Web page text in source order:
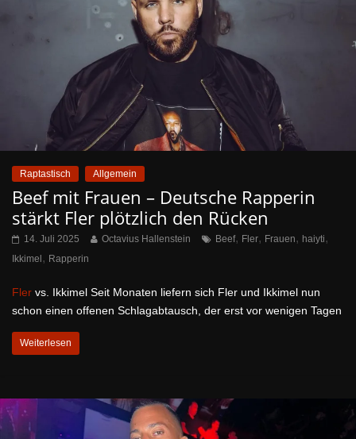
Raptastisch Allgemein
Beef mit Frauen – Deutsche Rapperin
stärkt Fler plötzlich den Rücken
14. Juli 2025 Octavius Hallenstein Beef, Fler, Frauen, haiyti,
Ikkimel, Rapperin
Fler vs. Ikkimel Seit Monaten liefern sich Fler und Ikkimel nun
schon einen offenen Schlagabtausch, der erst vor wenigen Tagen
Weiterlesen